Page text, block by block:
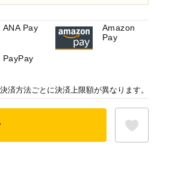
ANA Pay
Amazon
Pay
PayPay
決済方法ごとに決済上限額が異なります。